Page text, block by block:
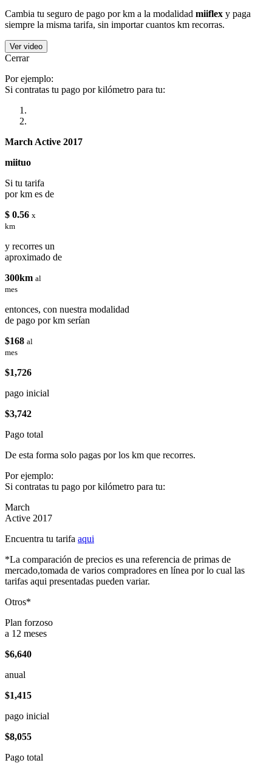
Cambia tu seguro de pago por km a la modalidad miiflex y paga
siempre la misma tarifa, sin importar cuantos km recorras.
Ver video
Cerrar
Por ejemplo:
Si contratas tu pago por kilómetro para tu:
March Active 2017
miituo
Si tu tarifa
por km es de
$ 0.56 x
km
y recorres un
aproximado de
300km al
mes
entonces, con nuestra modalidad
de pago por km serían
$168 al
mes
$1,726
pago inicial
$3,742
Pago total
De esta forma solo pagas por los km que recorres.
Por ejemplo:
Si contratas tu pago por kilómetro para tu:
March
Active 2017
Encuentra tu tarifa aqui
*La comparación de precios es una referencia de primas de
mercado,tomada de varios compradores en línea por lo cual las
tarifas aqui presentadas pueden variar.
Otros*
Plan forzoso
a 12 meses
$6,640
anual
$1,415
pago inicial
$8,055
Pago total